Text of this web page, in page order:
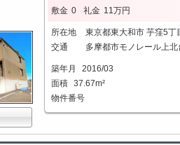
敷金 0 礼金 11万円
所在地
東京都東大和市 芋窪5丁
交通
多摩都市モノレール上
築年月
2016/03
面積 37.67m²
物件番号